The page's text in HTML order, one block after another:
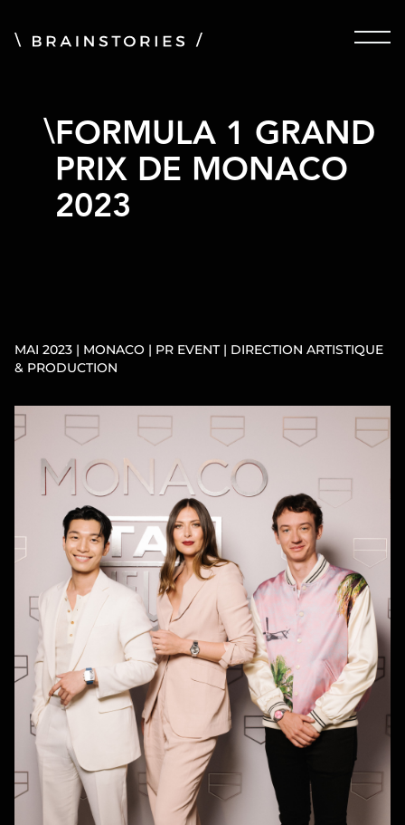
FORMULA 1 GRAND
PRIX DE MONACO
2023
MAI 2023 | MONACO | PR EVENT | DIRECTION ARTISTIQUE
& PRODUCTION